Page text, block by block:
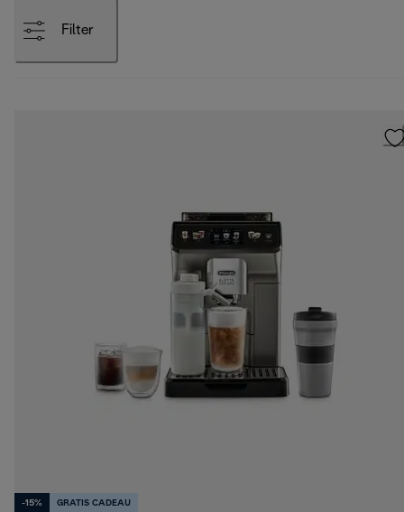
Filter
-15% GRATIS CADEAU